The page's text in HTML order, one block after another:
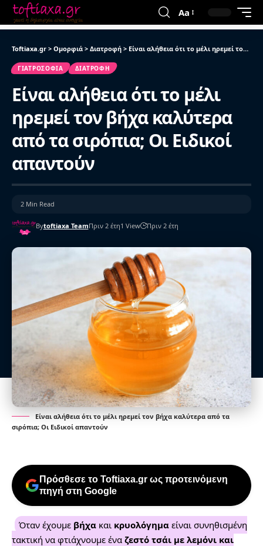
Aa
Toftiaxa.gr > Ομορφιά > Διατροφή > Είναι αλήθεια ότι το μέλι ηρεμεί τον βήχα καλύτερα από τα σιρόπια; Οι Ειδικοί απαντούν
ΓΙΑΤΡΟΣΌΦΙΑ ΔΙΑΤΡΟΦΉ
Είναι αλήθεια ότι το μέλι
ηρεμεί τον βήχα καλύτερα
από τα σιρόπια; Οι Ειδικοί
απαντούν
Bytoftiaxa TeamΠριν 2 έτη1 View Πριν 2 έτη
2 Min Read
Είναι αλήθεια ότι το μέλι ηρεμεί τον βήχα καλύτερα από τα
σιρόπια; Οι Ειδικοί απαντούν
Πρόσθεσε το Toftiaxa.gr ως προτεινόμενη
πηγή στη Google
Όταν έχουμε βήχα και κρυολόγημα είναι συνηθισμένη
τακτική να φτιάχνουμε ένα ζεστό τσάι με λεμόνι και